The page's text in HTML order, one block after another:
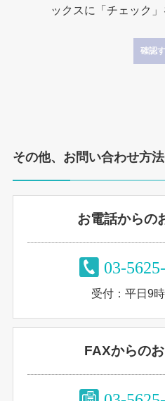
ックスに「チェック」
その他、お問い合わせ方法
お電話からの
受付：平日9
FAXからの